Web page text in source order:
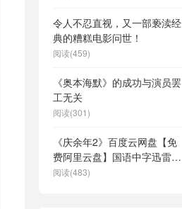
令人不忍直视，又一部亵渎经
典的糟糕电影问世！
阅读(459)
《奥本海默》的成功与演员罢
工无关
阅读(301)
《庆余年2》百度云网盘【免
费阿里云盘】国语中字迅雷资
源下载
阅读(483)